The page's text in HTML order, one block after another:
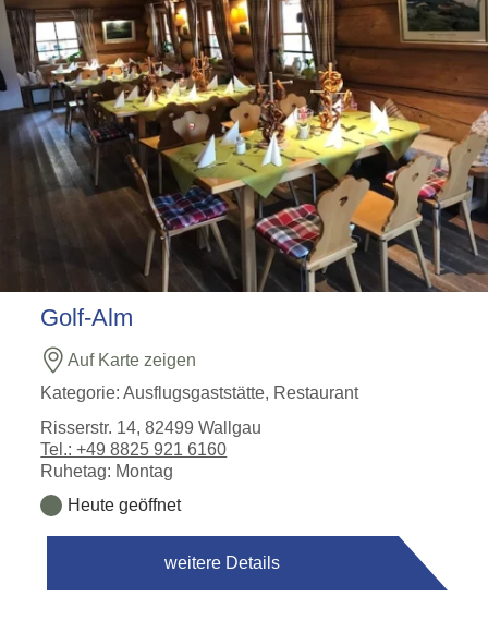
Golf-Alm
Auf Karte zeigen
Kategorie: Ausflugsgaststätte, Restaurant
Risserstr. 14, 82499 Wallgau
Tel.: +49 8825 921 6160
Ruhetag: Montag
Heute geöffnet
weitere Details